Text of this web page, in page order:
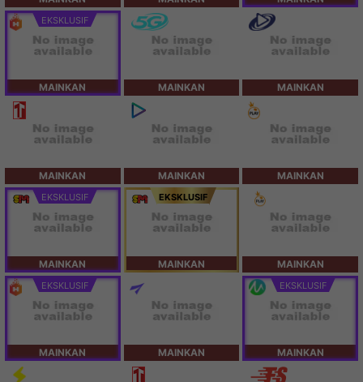
EKSKLUSIF
MAINKAN MAINKAN MAINKAN
MAINKAN MAINKAN MAINKAN
EKSKLUSIF
MAINKAN
EKSKLUSIF
MAINKAN MAINKAN
EKSKLUSIF
MAINKAN MAINKAN
EKSKLUSIF
MAINKAN